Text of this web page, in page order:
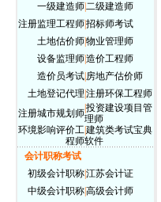
一级建造师|二级建造师
注册监理工程师|招标师考试
土地估价师|物业管理师
设备监理师|造价工程师
造价员考试| 房地产估价师
土地登记代理 注册环保工程师
注册城市规划师|投资建设项目管
理师
环境影响评价工
程师
|建筑类考试宝典
软件
会计职称考试
初级会计职称|江苏会计证
中级会计职称|高级会计师